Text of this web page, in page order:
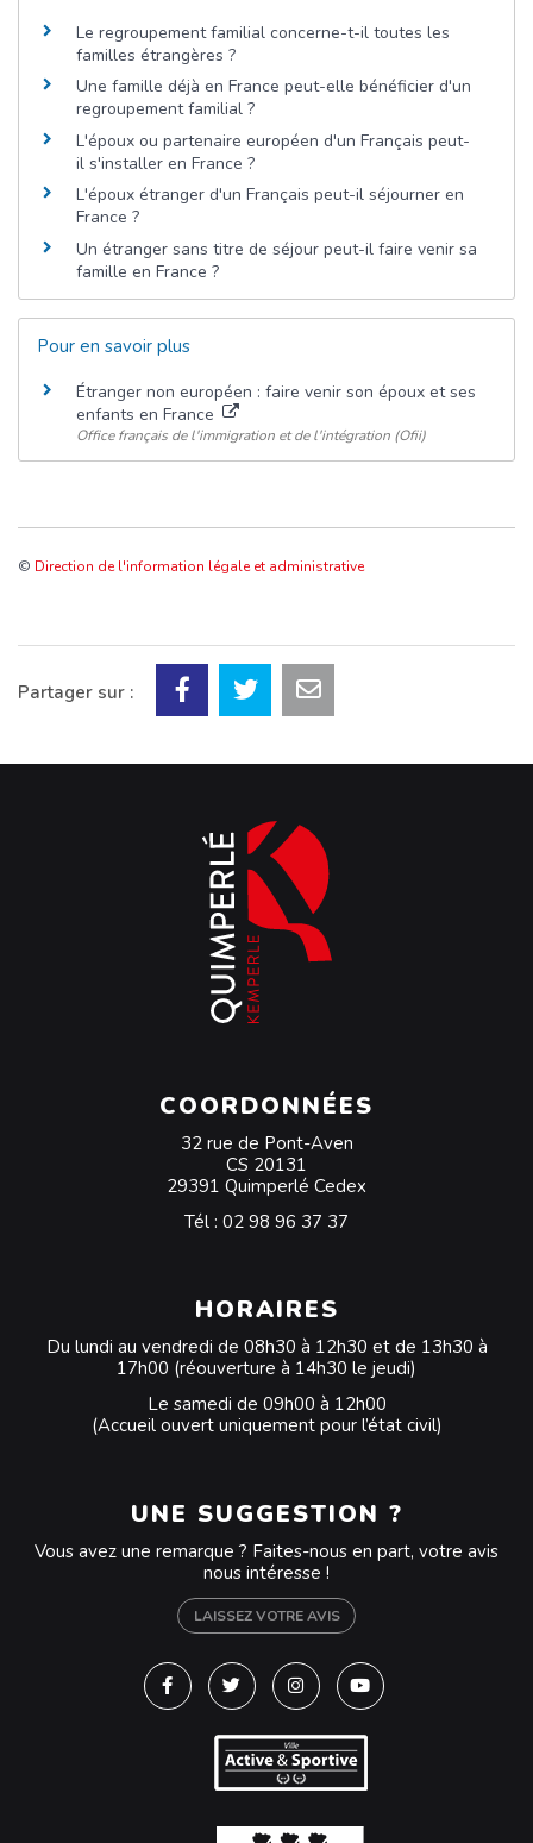
Le regroupement familial concerne-t-il toutes les
familles étrangères ?
Une famille déjà en France peut-elle bénéficier d'un
regroupement familial ?
L'époux ou partenaire européen d'un Français peut-
il s'installer en France ?
L'époux étranger d'un Français peut-il séjourner en
France ?
Un étranger sans titre de séjour peut-il faire venir sa
famille en France ?
Pour en savoir plus
Étranger non européen : faire venir son époux et ses
enfants en France
Office français de l'immigration et de l'intégration (Ofii)
© Direction de l'information légale et administrative
Partager sur :
COORDONNÉES
32 rue de Pont-Aven
CS 20131
29391 Quimperlé Cedex
Tél : 02 98 96 37 37
HORAIRES
Du lundi au vendredi de 08h30 à 12h30 et de 13h30 à
17h00 (réouverture à 14h30 le jeudi)
Le samedi de 09h00 à 12h00
(Accueil ouvert uniquement pour l’état civil)
UNE SUGGESTION ?
Vous avez une remarque ? Faites-nous en part, votre avis
nous intéresse !
LAISSEZ VOTRE AVIS
Lien vers le compte Facebook
Lien vers le compte Twitter
Lien vers le compte
Lien vers la chaîne